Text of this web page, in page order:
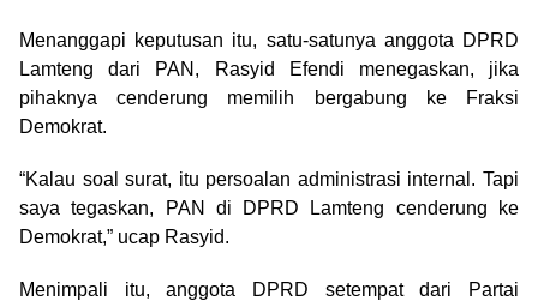
Menanggapi keputusan itu, satu-satunya anggota DPRD
Lamteng dari PAN, Rasyid Efendi menegaskan, jika
pihaknya cenderung memilih bergabung ke Fraksi
Demokrat.
“Kalau soal surat, itu persoalan administrasi internal. Tapi
saya tegaskan, PAN di DPRD Lamteng cenderung ke
Demokrat,” ucap Rasyid.
Menimpali itu, anggota DPRD setempat dari Partai